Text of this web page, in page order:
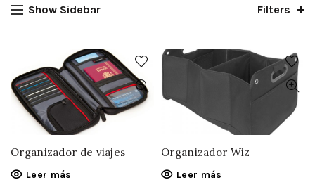
Show Sidebar Filters
Organizador de viajes
Leer más
Organizador Wiz
Leer más